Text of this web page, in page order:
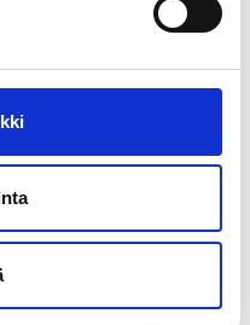
Itärata sitoutuu
suunnittelulla